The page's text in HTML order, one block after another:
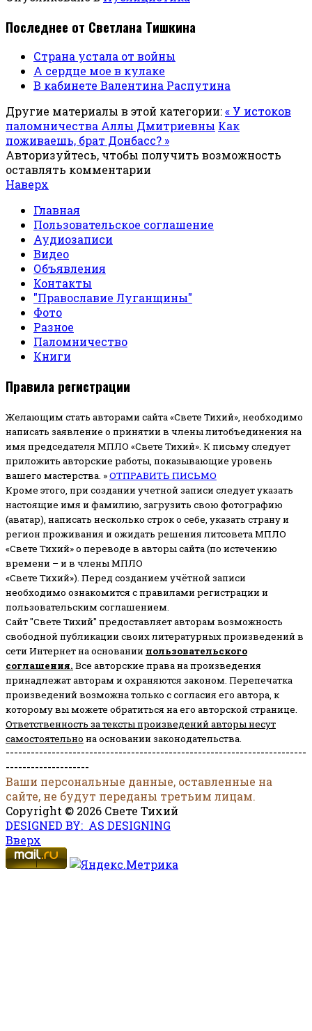
Последнее от Светлана Тишкина
Страна устала от войны
А сердце мое в кулаке
В кабинете Валентина Распутина
Другие материалы в этой категории:« У истоков
паломничества Аллы Дмитриевны Как
поживаешь, брат Донбасс? »
Авторизуйтесь, чтобы получить возможность
оставлять комментарии
Наверх
Главная
Пользовательское соглашение
Аудиозаписи
Видео
Объявления
Контакты
"Православие Луганщины"
Фото
Разное
Паломничество
Книги
Правила регистрации
Желающим стать авторами сайта «Свете Тихий», необходимо
написать заявление о принятии в члены литобъединения на
имя председателя МПЛО «Свете Тихий». К письму следует
приложить авторские работы, показывающие уровень
вашего мастерства. »ОТПРАВИТЬ ПИСЬМО
Кроме этого, при создании учетной записи следует указать
настоящие имя и фамилию, загрузить свою фотографию
(аватар), написать несколько строк о себе, указать страну и
регион проживания и ожидать решения литсовета МПЛО
«Свете Тихий» о переводе в авторы сайта (по истечению
времени – и в члены МПЛО
«Свете Тихий»). Перед созданием учётной записи
необходимо ознакомится с правилами регистрации и
пользовательским соглашением.
Сайт "Свете Тихий" предоставляет авторам возможность
свободной публикации своих литературных произведений в
сети Интернет на основании пользовательского
соглашения. Все авторские права на произведения
принадлежат авторам и охраняются законом. Перепечатка
произведений возможна только с согласия его автора, к
которому вы можете обратиться на его авторской странице.
Ответственность за тексты произведений авторы несут
самостоятельно на основании законодательства.
------------------------------------------------------------------------
--------------------
Ваши персональные данные, оставленные на
сайте, не будут переданы третьим лицам.
Copyright © 2026 Свете Тихий
DESIGNED BY: AS DESIGNING
Вверх